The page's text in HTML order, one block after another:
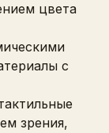
цвета
с
зрения,